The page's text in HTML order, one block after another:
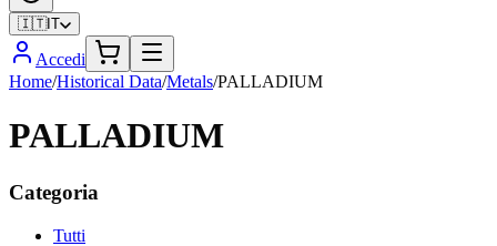
🇮🇹IT
Accedi
Home/Historical Data/Metals/PALLADIUM
PALLADIUM
Categoria
Tutti